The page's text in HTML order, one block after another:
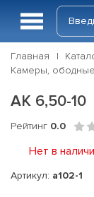
Главная
Камеры,
АК 6,50-10
Рейтинг 0.0
Нет в
Артикул: a102-1